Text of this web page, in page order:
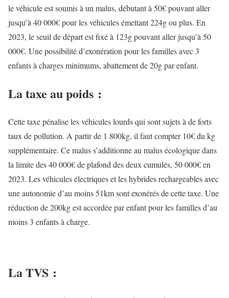
le véhicule est soumis à un malus, débutant à 50€ pouvant aller
jusqu’à 40 000€ pour les véhicules émettant 224g ou plus. En
2023, le seuil de départ est fixé à 123g pouvant aller jusqu’à 50
000€. Une possibilité d’exonération pour les familles avec 3
enfants à charges minimums, abattement de 20g par enfant.
La taxe au poids :
Cette taxe pénalise les véhicules lourds qui sont sujets à de forts
taux de pollution. A partir de 1 800kg, il faut compter 10€ du kg
supplémentaire. Ce malus s’additionne au malus écologique dans
la limite des 40 000€ de plafond des deux cumulés, 50 000€ en
2023. Les véhicules électriques et les hybrides rechargeables avec
une autonomie d’au moins 51km sont exonérés de cette taxe. Une
réduction de 200kg est accordée par enfant pour les familles d’au
moins 3 enfants à charge.
La TVS :